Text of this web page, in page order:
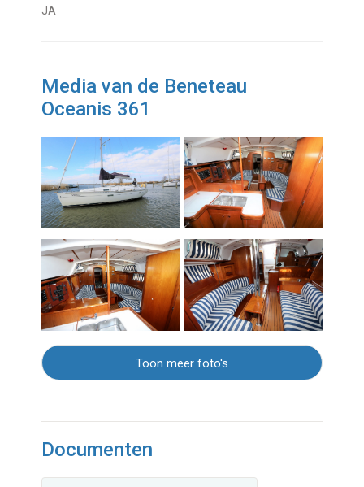
JA
Media van de Beneteau
Oceanis 361
Toon meer foto's
Documenten